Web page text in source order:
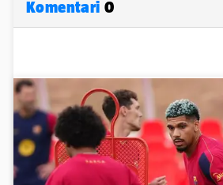
Komentari 0